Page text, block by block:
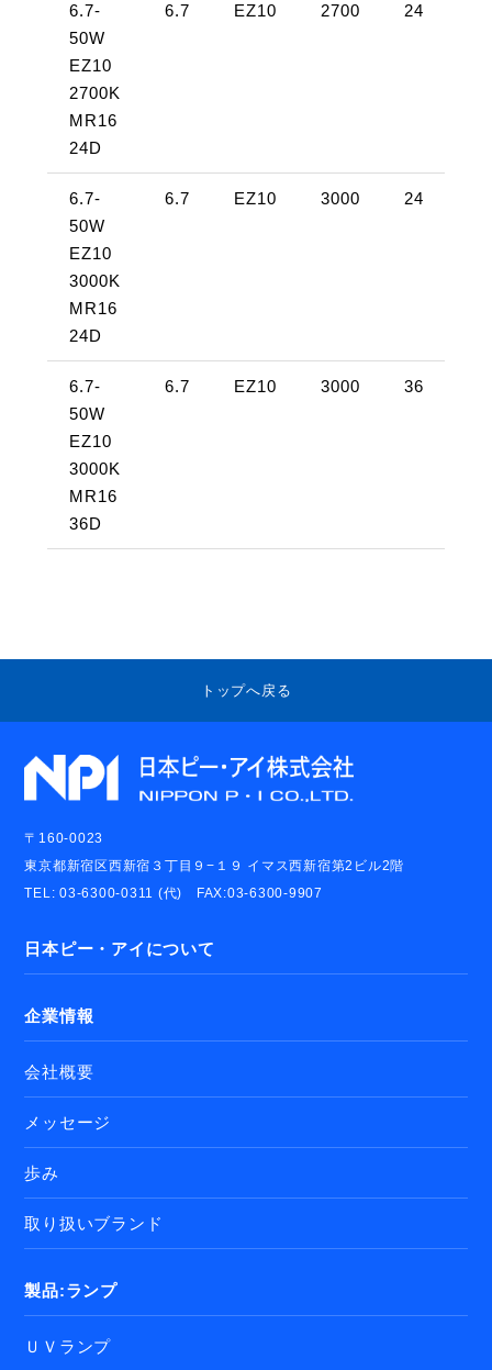
6.7-
50W
EZ10
2700K
MR16
24D
6.7 EZ10 2700 24
6.7-
50W
EZ10
3000K
MR16
24D
6.7 EZ10 3000 24
6.7-
50W
EZ10
3000K
MR16
36D
6.7 EZ10 3000 36
トップへ戻る
〒160-0023
東京都新宿区西新宿３丁目９−１９ イマス西新宿第2ビル2階
TEL: 03-6300-0311 (代) FAX:03-6300-9907
日本ピー・アイについて
企業情報
会社概要
メッセージ
歩み
取り扱いブランド
製品:ランプ
ＵＶランプ